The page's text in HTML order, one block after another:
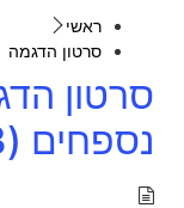
ראשי
סרטון הדגמה
סרטון
נספחים (1:03)